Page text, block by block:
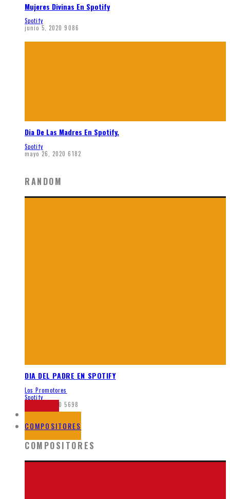
Mujeres Divinas En Spotify
Spotify
junio 5, 2020 9086
Dia De Las Madres En Spotify.
Spotify
mayo 26, 2020 6182
RANDOM
DIA DEL PADRE EN SPOTIFY
Los Promotores
Spotify
junio 5, 2020 5698
NOTICIAS
COMPOSITORES
COMPOSITORES